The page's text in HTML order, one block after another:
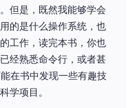
但是，既然我能够学会
的是什么操作系统，也
工作，读完本书，你也
经熟悉命令行，或者甚
在书中发现一些有趣技
学项目。